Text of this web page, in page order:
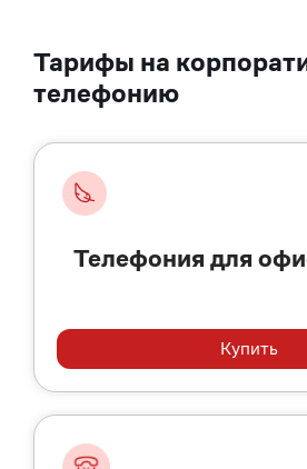
Тарифы на
телефонию
Телефония для
Купить